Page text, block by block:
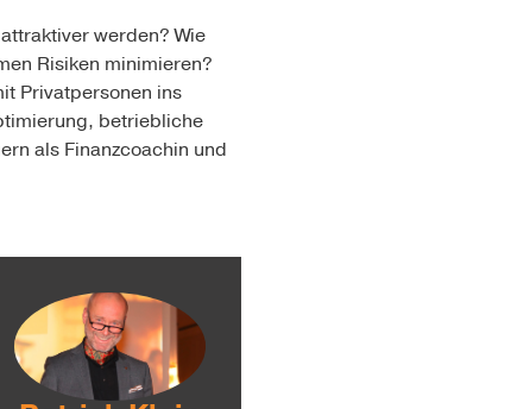
werden? Wie
Risiken minimieren?
Privatpersonen ins
betriebliche
als Finanzcoachin und